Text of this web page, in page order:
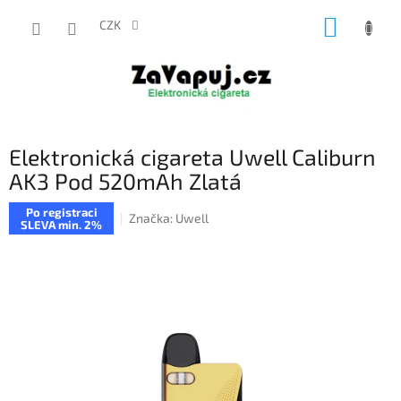
CZK
Elektronická cigareta Uwell Caliburn
AK3 Pod 520mAh Zlatá
Po registraci
SLEVA min. 2%
Značka: Uwell